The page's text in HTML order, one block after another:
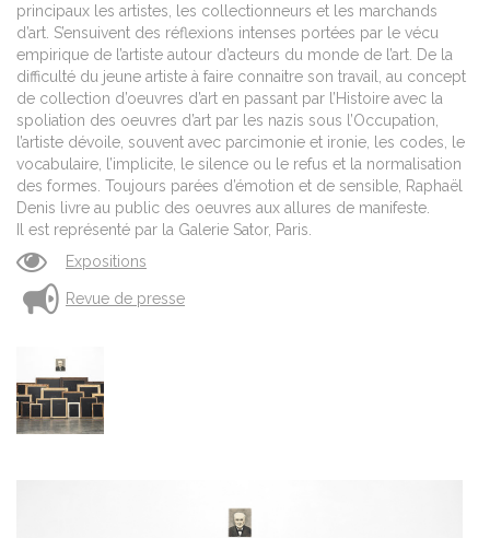
principaux les artistes, les collectionneurs et les marchands
d’art. S’ensuivent des réflexions intenses portées par le vécu
empirique de l’artiste autour d’acteurs du monde de l’art. De la
difficulté du jeune artiste à faire connaitre son travail, au concept
de collection d’oeuvres d’art en passant par l’Histoire avec la
spoliation des oeuvres d’art par les nazis sous l’Occupation,
l’artiste dévoile, souvent avec parcimonie et ironie, les codes, le
vocabulaire, l’implicite, le silence ou le refus et la normalisation
des formes. Toujours parées d’émotion et de sensible, Raphaël
Denis livre au public des oeuvres aux allures de manifeste.
Il est représenté par la Galerie Sator, Paris.
Expositions
Revue de presse